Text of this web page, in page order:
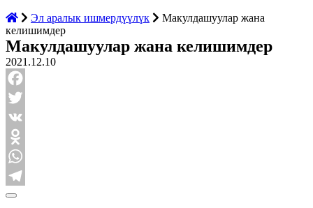
Эл аралык ишмердүүлүк
Макулдашуулар жана
келишимдер
Макулдашуулар жана келишимдер
2021.12.10
Facebook
Twitter
VK
Odnoklassniki
WhatsApp
Telegram